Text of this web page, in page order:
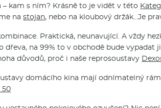
– kam s ním? Krásně to je vidět v této
nastojan, nebo na kloubový držák…Je
Praktická, neunavující. A vždy
dřeva, na 99% to v obchodě bude vypadat
důvodů, proč i naše reprosoustavy
domácího kina mají odnímatelný
50